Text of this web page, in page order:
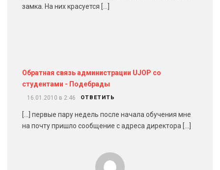
замка. На них красуется […]
Обратная связь администрации UJOP со
студентами - Подебрады
16.01.2010 в 2:46 ОТВЕТИТЬ
[…] первые пару недель после начала обучения мне
на почту пришло сообщение с адреса директора […]